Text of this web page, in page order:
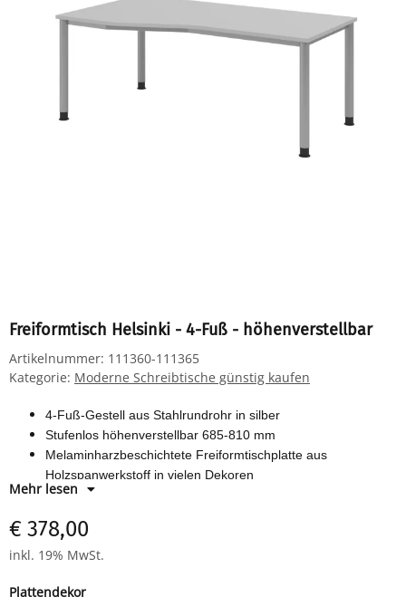
Freiformtisch Helsinki - 4-Fuß - höhenverstellbar
Artikelnummer: 111360-111365
Kategorie: Moderne Schreibtische günstig kaufen
4-Fuß-Gestell aus Stahlrundrohr in silber
Stufenlos höhenverstellbar 685-810 mm
Melaminharzbeschichtete Freiformtischplatte aus
Holzspanwerkstoff in vielen Dekoren
Mehr lesen
€ 378,00
inkl. 19% MwSt.
Plattendekor